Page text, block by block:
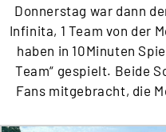
Donnerstag war dann
Infinita, 1 Team von der
haben in 10Minuten
Team“ gespielt. Beide
Fans mitgebracht, die